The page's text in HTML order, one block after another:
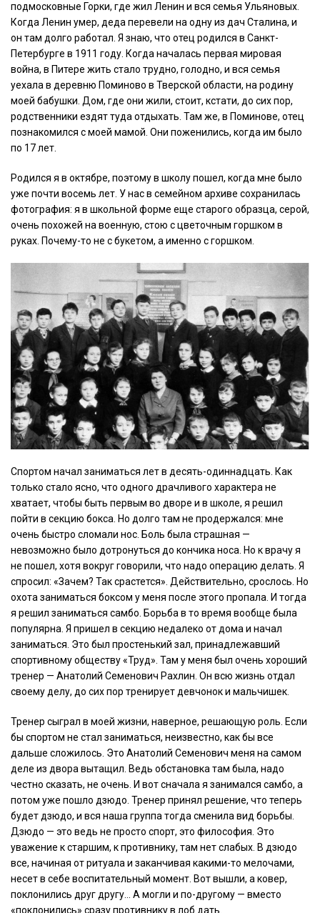
подмосковные Горки, где жил Ленин и вся семья Ульяновых.
Когда Ленин умер, деда перевели на одну из дач Сталина, и
он там долго работал. Я знаю, что отец родился в Санкт-
Петербурге в 1911 году. Когда началась первая мировая
война, в Питере жить стало трудно, голодно, и вся семья
уехала в деревню Поминово в Тверской области, на родину
моей бабушки. Дом, где они жили, стоит, кстати, до сих пор,
родственники ездят туда отдыхать. Там же, в Поминове, отец
познакомился с моей мамой. Они поженились, когда им было
по 17 лет.
Родился я в октябре, поэтому в школу пошел, когда мне было
уже почти восемь лет. У нас в семейном архиве сохранилась
фотография: я в школьной форме еще старого образца, серой,
очень похожей на военную, стою с цветочным горшком в
руках. Почему-то не с букетом, а именно с горшком.
Спортом начал заниматься лет в десять-одиннадцать. Как
только стало ясно, что одного драчливого характера не
хватает, чтобы быть первым во дворе и в школе, я решил
пойти в секцию бокса. Но долго там не продержался: мне
очень быстро сломали нос. Боль была страшная —
невозможно было дотронуться до кончика носа. Но к врачу я
не пошел, хотя вокруг говорили, что надо операцию делать. Я
спросил: «Зачем? Так срастется». Действительно, срослось. Но
охота заниматься боксом у меня после этого пропала. И тогда
я решил заниматься самбо. Борьба в то время вообще была
популярна. Я пришел в секцию недалеко от дома и начал
заниматься. Это был простенький зал, принадлежавший
спортивному обществу «Труд». Там у меня был очень хороший
тренер — Анатолий Семенович Рахлин. Он всю жизнь отдал
своему делу, до сих пор тренирует девчонок и мальчишек.
Тренер сыграл в моей жизни, наверное, решающую роль. Если
бы спортом не стал заниматься, неизвестно, как бы все
дальше сложилось. Это Анатолий Семенович меня на самом
деле из двора вытащил. Ведь обстановка там была, надо
честно сказать, не очень. И вот сначала я занимался самбо, а
потом уже пошло дзюдо. Тренер принял решение, что теперь
будет дзюдо, и вся наша группа тогда сменила вид борьбы.
Дзюдо — это ведь не просто спорт, это философия. Это
уважение к старшим, к противнику, там нет слабых. В дзюдо
все, начиная от ритуала и заканчивая какими-то мелочами,
несет в себе воспитательный момент. Вот вышли, а ковер,
поклонились друг другу… А могли и по-другому — вместо
«поклонились» сразу противнику в лоб дать.